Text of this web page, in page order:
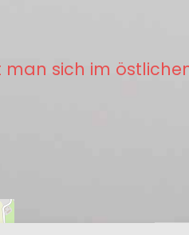
man sich im